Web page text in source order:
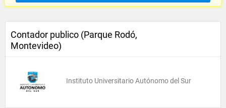
Contador publico (Parque Rodó,
Montevideo)
Instituto Universitario Autónomo del Sur